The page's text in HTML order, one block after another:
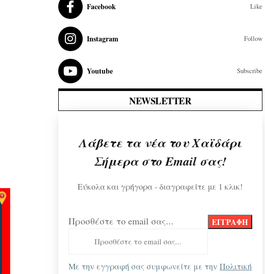
Facebook Like
Instagram Follow
Youtube Subscribe
NEWSLETTER
Λάβετε τα νέα του Χαϊδάρι
Σήμερα στο Email σας!
Εύκολα και γρήγορα - διαγραφείτε με 1 κλικ!
Προσθέστε το email σας...
Με την εγγραφή σας συμφωνείτε με τηνΠολιτική